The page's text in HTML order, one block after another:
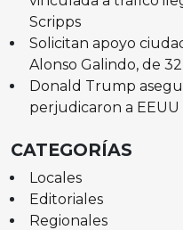
Scripps
Solicitan apoyo
Alonso Galindo, de
Donald Trump
perjudicaron a
CATEGORÍAS
Locales
Editoriales
Regionales